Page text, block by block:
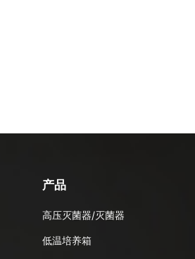
产品
高压灭菌器/灭菌器
低温培养箱